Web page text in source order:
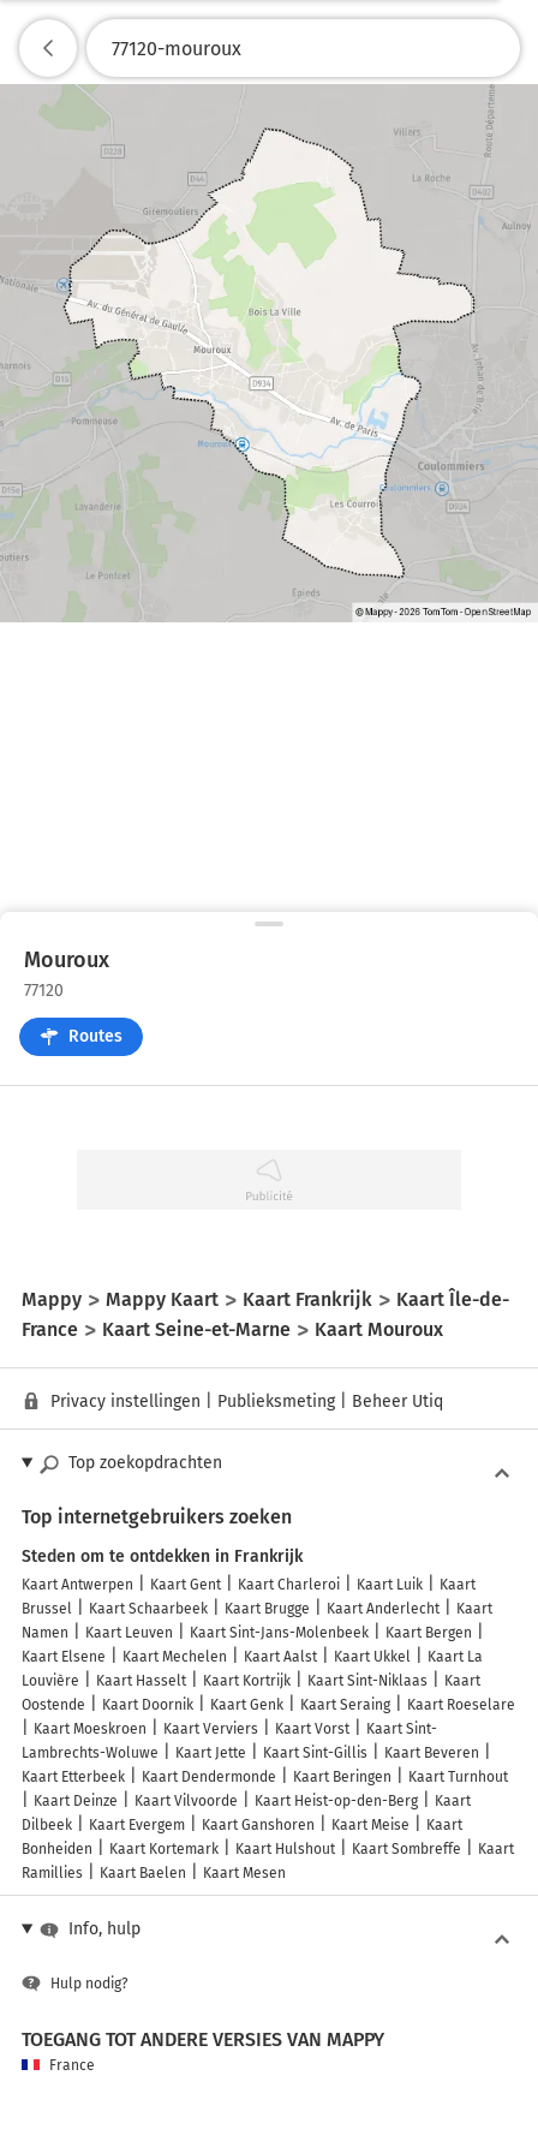
Mouroux
77120
Routes
Mappy Mappy Kaart Kaart Frankrijk
Kaart Île-de-
France
Kaart Seine-et-Marne Kaart Mouroux
Privacy instellingen Publieksmeting| Beheer Utiq
Top zoekopdrachten
Top internetgebruikers zoeken
Steden om te ontdekken in Frankrijk
Kaart Antwerpen Kaart Gent Kaart Charleroi Kaart Luik
Kaart
Brussel
Kaart Schaarbeek Kaart Brugge Kaart Anderlecht
Kaart
Namen
Kaart Leuven Kaart Sint-Jans-Molenbeek
Kaart Bergen
Kaart Elsene
Kaart Mechelen Kaart Aalst Kaart Ukkel
Kaart La
Louvière
Kaart Hasselt Kaart Kortrijk Kaart Sint-Niklaas
Kaart
Oostende
Kaart Doornik Kaart Genk Kaart Seraing
Kaart Roeselare
Kaart Moeskroen
Kaart Verviers Kaart Vorst
Kaart Sint-
Lambrechts-Woluwe
Kaart Jette Kaart Sint-Gillis
Kaart Beveren
Kaart Etterbeek
Kaart Dendermonde Kaart Beringen
Kaart Turnhout
Kaart Deinze
Kaart Vilvoorde Kaart Heist-op-den-Berg
Kaart
Dilbeek
Kaart Evergem Kaart Ganshoren Kaart Meise
Kaart
Bonheiden
Kaart Kortemark Kaart Hulshout Kaart Sombreffe
Kaart
Ramillies
Kaart Baelen Kaart Mesen
Info, hulp
Hulp nodig?
TOEGANG TOT ANDERE VERSIES VAN MAPPY
France